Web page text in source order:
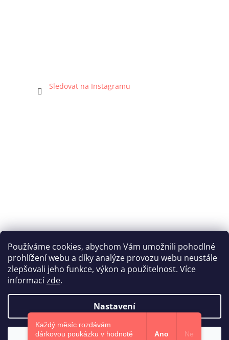
Používáme cookies, abychom Vám umožnili pohodlné
prohlížení webu a díky analýze provozu webu neustále
zlepšovali jeho funkce, výkon a použitelnost. Více
informacízde.
Nastavení
Sledovat na Instagramu
Katka Hromasová Foto
Vytvořil Shoptet
Každý měsíc rozdávám
dárkovou poukázku v hodnotě
Ano Ne